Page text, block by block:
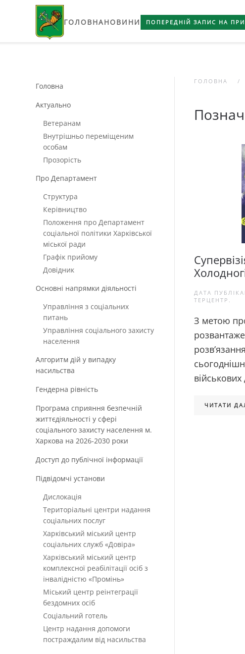
Skip to main content
ГОЛОВНАНОВИНИ ПОПЕРЕДНІЙ ЗАПИС НА
ГОЛОВНА
ДАТА
ТЕРЦЕНТР .
З метою
військових
ЧИТАТИ
Головна
Актуально
Ветеранам
Внутрішньо переміщеним
особам
Прозорість
Про Департамент
Структура
Керівництво
Положення про Департамент
соціальної політики Харківської
міської ради
Графік прийому
Довідник
Основні напрямки діяльності
Управління з соціальних
питань
Управління соціального захисту
населення
Алгоритм дій у випадку
насильства
Гендерна рівність
Програма сприяння безпечній
життєдіяльності у сфері
соціального захисту населення м.
Харкова на 2026-2030 роки
Доступ до публічної інформації
Підвідомчі установи
Дислокація
Територіальні центри надання
соціальних послуг
Харківський міський центр
соціальних служб «Довіра»
Харківський міський центр
комплексної реабілітації осіб з
інвалідністю «Промінь»
Міський центр реінтеграції
бездомних осіб
Соціальний готель
Центр надання допомоги
постраждалим від насильства